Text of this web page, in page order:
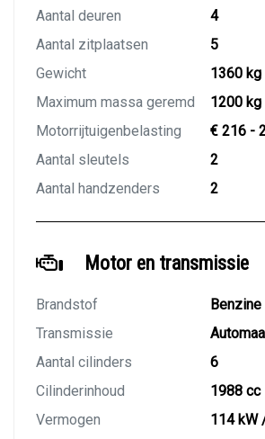
Aantal deuren
4
Aantal zitplaatsen
5
Gewicht
1360 kg
Maximum massa geremd
1200 kg
Motorrijtuigenbelasting
€ 216 -
Aantal sleutels
2
Aantal handzenders
2
Motor en transmissie
Brandstof
Benzine
Transmissie
Aantal cilinders
6
Cilinderinhoud
1988 cc
Vermogen
114 kW